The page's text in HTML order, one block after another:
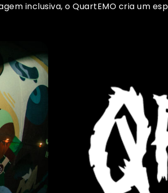
inclusiva, o QuartEMO cria um